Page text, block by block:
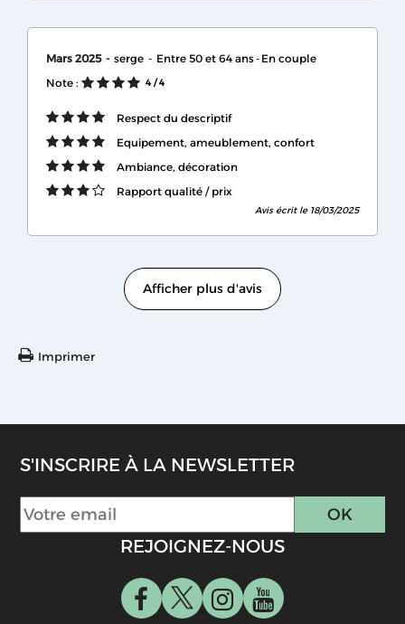
Mars 2025 serge Entre 50 et 64 ans En couple
Note :
4 / 4
Respect du descriptif
Equipement, ameublement, confort
Ambiance, décoration
Rapport qualité / prix
Avis écrit le 18/03/2025
Afficher plus d'avis
Imprimer
S'INSCRIRE À LA NEWSLETTER
REJOIGNEZ-NOUS